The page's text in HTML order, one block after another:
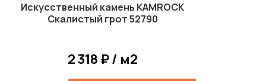
Искусственный камень KAMROCK
Скалистый грот 52790
2 318 ₽ / м2